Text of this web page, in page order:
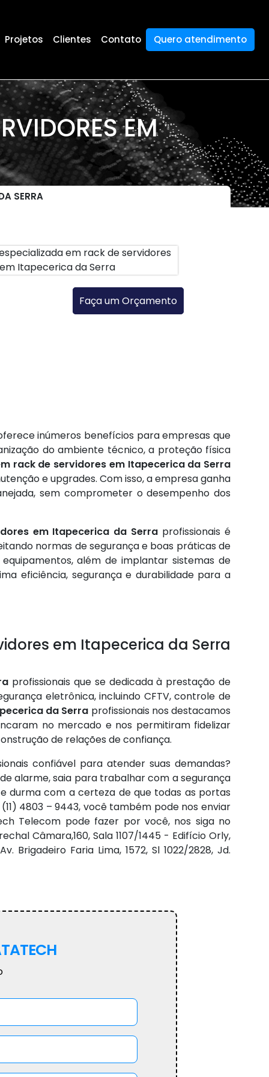
Projetos Clientes Contato Quero atendimento
EM
SERRA
Faça um Orçamento
inúmeros benefícios para empresas que
do ambiente técnico, a proteção física
rack de servidores em Itapecerica da Serra
e upgrades. Com isso, a empresa ganha
sem comprometer o desempenho dos
em Itapecerica da Serra profissionais é
normas de segurança e boas práticas de
além de implantar sistemas de
eficiência, segurança e durabilidade para a
em Itapecerica da Serra
profissionais que se dedicada à prestação de
eletrônica, incluindo CFTV, controle de
da Serra profissionais nos destacamos
no mercado e nos permitiram fidelizar
de relações de confiança.
confiável para atender suas demandas?
alarme, saia para trabalhar com a segurança
durma com a certeza de que todas as portas
4803 – 9443, você também pode nos enviar
Telecom pode fazer por você, nos siga no
Câmara,160, Sala 1107/1445 - Edifício Orly,
Faria Lima, 1572, Sl 1022/2828, Jd.